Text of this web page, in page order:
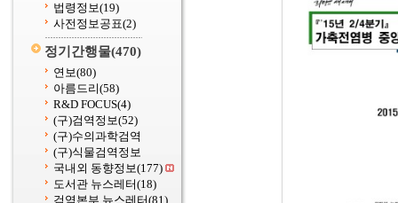
법령정보(19)
사전정보공표(2)
정기간행물(470)
연보(80)
아름드리(58)
R&D FOCUS(4)
(구)검역정보(52)
(구)수의과학검역
(구)식물검역정보
국내외 동향정보(177)
도서관 뉴스레터(18)
검역본부 뉴스레터(81)